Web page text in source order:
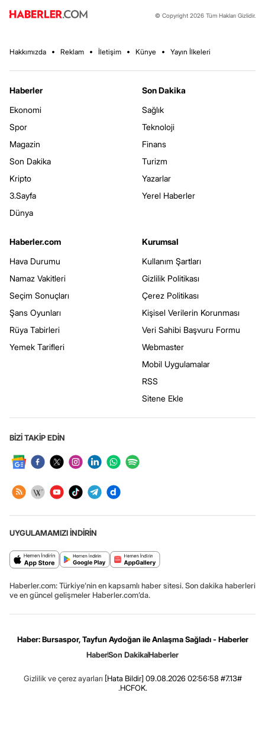
© Copyright 2026 Tüm Hakları Gizlidir.
Hakkımızda Reklam İletişim Künye Yayın İlkeleri
Haberler
Ekonomi
Spor
Magazin
Son Dakika
Kripto
3.Sayfa
Dünya
Son Dakika
Sağlık
Teknoloji
Finans
Turizm
Yazarlar
Yerel Haberler
Haberler.com
Hava Durumu
Namaz Vakitleri
Seçim Sonuçları
Şans Oyunları
Rüya Tabirleri
Yemek Tarifleri
Kurumsal
Kullanım Şartları
Gizlilik Politikası
Çerez Politikası
Kişisel Verilerin Korunması
Veri Sahibi Başvuru Formu
Webmaster
Mobil Uygulamalar
RSS
Sitene Ekle
BİZİ TAKİP EDİN
UYGULAMAMIZI İNDİRİN
Haberler.com: Türkiye’nin en kapsamlı haber sitesi. Son dakika haberleri
ve en güncel gelişmeler Haberler.com’da.
Haber: Bursaspor, Tayfun Aydoğan ile Anlaşma Sağladı - Haberler
HaberSon DakikaHaberler
Gizlilik ve çerez ayarları [Hata Bildir] 09.08.2026 02:56:58 #7.13#
.HCFOK.